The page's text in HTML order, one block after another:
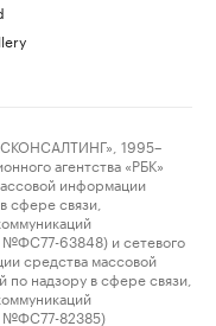
1995–
агентства «РБК»
информации
сфере связи,
63848) и сетевого
средства массовой
надзору в сфере связи,
№ФС77-82385)